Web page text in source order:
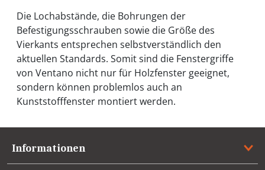
Die Lochabstände, die Bohrungen der
Befestigungsschrauben sowie die Größe des
Vierkants entsprechen selbstverständlich den
aktuellen Standards. Somit sind die Fenstergriffe
von Ventano nicht nur für Holzfenster geeignet,
sondern können problemlos auch an
Kunststofffenster montiert werden.
Informationen